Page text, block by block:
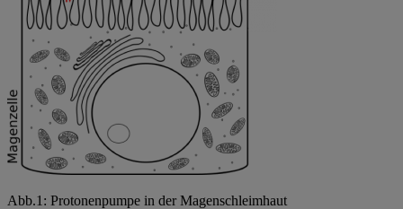
Abb.1: Protonenpumpe in der Magenschleimhaut